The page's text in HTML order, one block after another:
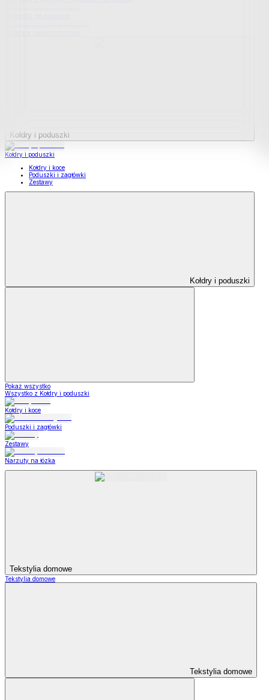
Kołdry i poduszki
Kołdry i poduszki
Kołdry i koce
Poduszki i zagłówki
Zestawy
Kołdry i poduszki
Pokaż wszystko
Wszystko z Kołdry i poduszki
Kołdry i koce
Poduszki i zagłówki
Zestawy
Narzuty na łózka
Tekstylia domowe
Tekstylia domowe
Tekstylia domowe